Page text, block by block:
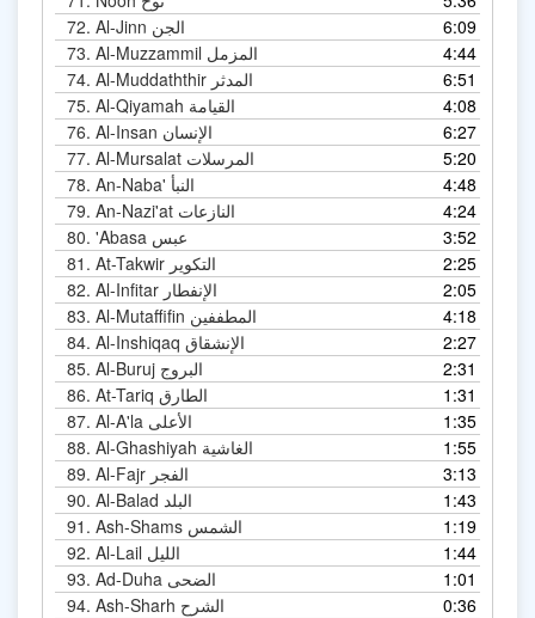
72.
Al-Jinn الجن
6:09
73.
Al-Muzzammil المزمل
4:44
74.
Al-Muddaththir المدثر
6:51
75.
Al-Qiyamah القيامة
4:08
76.
Al-Insan الإنسان
6:27
77.
Al-Mursalat المرسلات
5:20
78.
An-Naba' النبأ
4:48
79.
An-Nazi'at النازعات
4:24
80.
'Abasa عبس
3:52
81.
At-Takwir التكوير
2:25
82.
Al-Infitar الإنفطار
2:05
83.
Al-Mutaffifin المطففين
4:18
84.
Al-Inshiqaq الإنشقاق
2:27
85.
Al-Buruj البروج
2:31
86.
At-Tariq الطارق
1:31
87.
Al-A'la الأعلى
1:35
88.
Al-Ghashiyah الغاشية
1:55
89.
Al-Fajr الفجر
3:13
90.
Al-Balad البلد
1:43
91.
Ash-Shams الشمس
1:19
92.
Al-Lail الليل
1:44
93.
Ad-Duha الضحى
1:01
94.
Ash-Sharh الشرح
0:36